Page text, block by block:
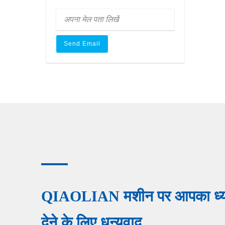
QIAOLIAN मशीन पर आपका